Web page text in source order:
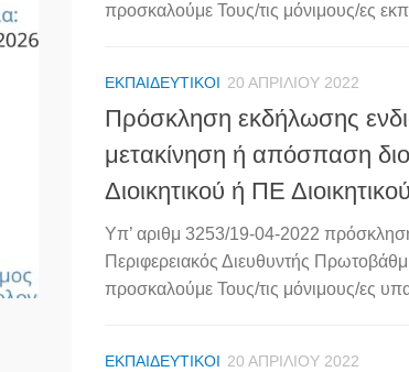
προσκαλούμε Τους/τις μόνιμους/ες
ΕΚΠΑΙΔΕΥΤΙΚΟΊ 20 ΑΠΡΙΛΊΟΥ 2022
Πρόσκληση εκδήλωσης
μετακίνηση ή απόσπαση
Διοικητικού ή ΠΕ
Υπ’ αριθμ 3253/19-04-2022
Περιφερειακός Διευθυντής
προσκαλούμε Τους/τις μόνιμους/ες
ΕΚΠΑΙΔΕΥΤΙΚΟΊ 20 ΑΠΡΙΛΊΟΥ 2022